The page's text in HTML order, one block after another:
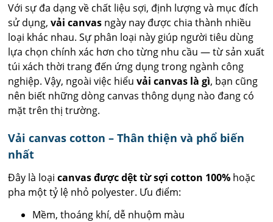
Với sự đa dạng về chất liệu sợi, định lượng và mục đích
sử dụng,vải canvas ngày nay được chia thành nhiều
loại khác nhau. Sự phân loại này giúp người tiêu dùng
lựa chọn chính xác hơn cho từng nhu cầu — từ sản xuất
túi xách thời trang đến ứng dụng trong ngành công
nghiệp. Vậy, ngoài việc hiểuvải canvas là gì, bạn cũng
nên biết những dòng canvas thông dụng nào đang có
mặt trên thị trường.
Vải canvas cotton – Thân thiện và phổ biến
nhất
Đây là loạicanvas được dệt từ sợi cotton 100% hoặc
pha một tỷ lệ nhỏ polyester. Ưu điểm:
Mềm, thoáng khí, dễ nhuộm màu